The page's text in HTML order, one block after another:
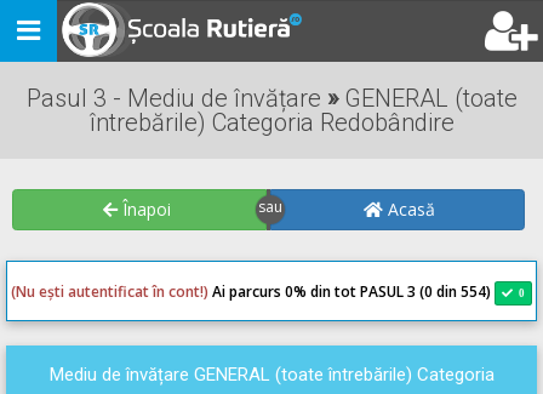
Toggle
navigation
Pasul 3 - Mediu de învățare »GENERAL (toate
întrebările) Categoria Redobândire
Înapoi Acasă
(Nu ești autentificat în cont!) Ai parcurs 0% din tot PASUL 3 (0 din 554) 0
0
Mediu de învățare GENERAL (toate întrebările) Categoria